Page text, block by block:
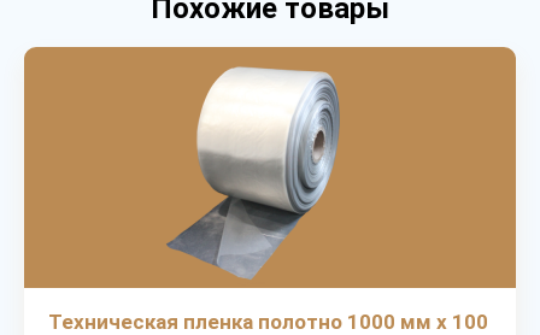
Похожие товары
Техническая пленка полотно 1000 мм х 100